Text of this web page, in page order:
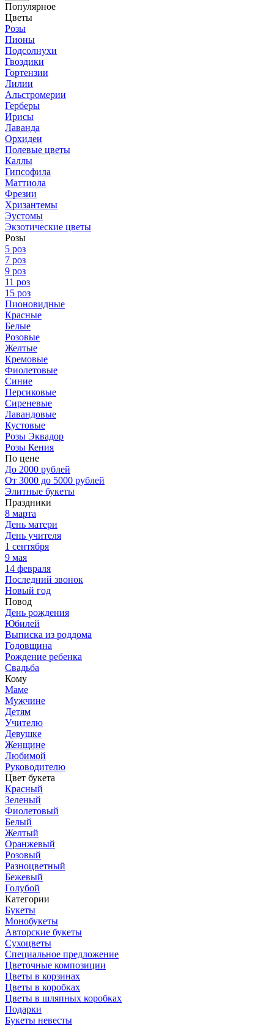
Популярное
Цветы
Розы
Пионы
Подсолнухи
Гвоздики
Гортензии
Лилии
Альстромерии
Герберы
Ирисы
Лаванда
Орхидеи
Полевые цветы
Каллы
Гипсофила
Маттиола
Фрезии
Хризантемы
Эустомы
Экзотические цветы
Розы
5 роз
7 роз
9 роз
11 роз
15 роз
Пионовидные
Красные
Белые
Розовые
Желтые
Кремовые
Фиолетовые
Синие
Персиковые
Сиреневые
Лавандовые
Кустовые
Розы Эквадор
Розы Кения
По цене
До 2000 рублей
От 3000 до 5000 рублей
Элитные букеты
Праздники
8 марта
День матери
День учителя
1 сентября
9 мая
14 февраля
Последний звонок
Новый год
Повод
День рождения
Юбилей
Выписка из роддома
Годовщина
Рождение ребенка
Свадьба
Кому
Маме
Мужчине
Детям
Учителю
Девушке
Женщине
Любимой
Руководителю
Цвет букета
Красный
Зеленый
Фиолетовый
Белый
Желтый
Оранжевый
Розовый
Разноцветный
Бежевый
Голубой
Категории
Букеты
Монобукеты
Авторские букеты
Сухоцветы
Специальное предложение
Цветочные композиции
Цветы в корзинах
Цветы в коробках
Цветы в шляпных коробках
Подарки
Букеты невесты